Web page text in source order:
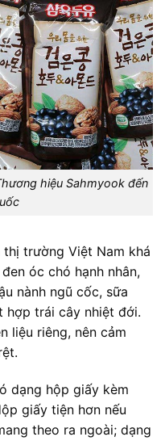
hiệu Sahmyook đến
thị trường Việt Nam khá
óc chó hạnh nhân,
nành ngũ cốc, sữa
hợp trái cây nhiệt đới.
liệu riêng, nên cảm
dạng hộp giấy kèm
giấy tiện hơn nếu
theo ra ngoài; dạng